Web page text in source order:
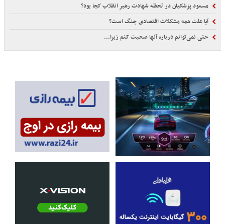
مسعود پزشکیان در لحظه شهادت رهبر انقلاب کجا بود؟
آیا علت همه مشکلات اقتصادی جنگ است؟
حتی نمی‌توانم درباره آنها صحبت کنم زیرا...